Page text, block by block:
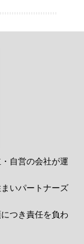
自営の会社が運
いパートナーズ
つき責任を負わ